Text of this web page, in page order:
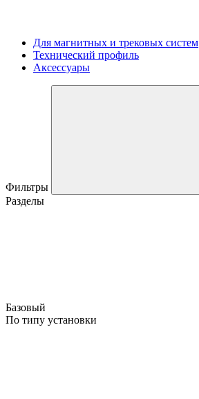
Для магнитных и трековых систем
Технический профиль
Аксессуары
Фильтры
Разделы
Базовый
По типу установки